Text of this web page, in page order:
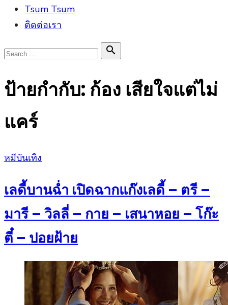
Tsum Tsum
ติดต่อเรา
Search

Search
ป้ายกำกับ: ก้อง เสียใจแต่ไม่
แคร์
Posted
หมีบันเทิง
เลดี้บานฉ่ำ เปิดฉากแก๊งเลดี้ – ตรี –
มารี – วิลลี่ – กาย – เสนาหอย – โก๊ะ
ตี๋ – ปอยฝ้าย